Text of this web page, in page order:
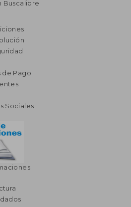
Buscalibre
de Pago
Sociales